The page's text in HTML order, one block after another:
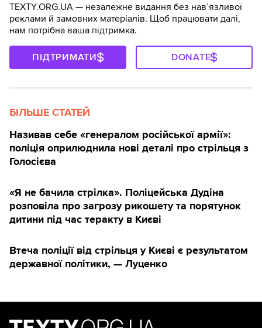
TEXTY.ORG.UA — незалежне видання без навʼязливої
реклами й замовних матеріалів. Щоб працювати далі,
нам потрібна ваша підтримка.
ПІДТРИМАТИ DONATE
БІЛЬШЕ СТАТЕЙ
Називав себе «генералом російської армії»:
поліція оприлюднила нові деталі про стрільця з
Голосієва
«Я не бачила стрілка». Поліцейська Дудіна
розповіла про загрозу рикошету та порятунок
дитини під час теракту в Києві
Втеча поліції від стрільця у Києві є результатом
державної політики, — Луценко